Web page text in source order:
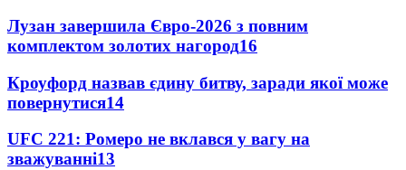
Лузан завершила Євро-2026 з повним
комплектом золотих нагород16
Кроуфорд назвав єдину битву, заради якої може
повернутися14
UFC 221: Ромеро не вклався у вагу на
зважуванні13